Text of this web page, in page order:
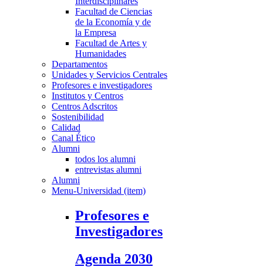
Facultad de Ciencias
de la Economía y de
la Empresa
Facultad de Artes y
Humanidades
Departamentos
Unidades y Servicios Centrales
Profesores e investigadores
Institutos y Centros
Centros Adscritos
Sostenibilidad
Calidad
Canal Ético
Alumni
todos los alumni
entrevistas alumni
Alumni
Menu-Universidad (item)
Profesores e
Investigadores
Agenda 2030